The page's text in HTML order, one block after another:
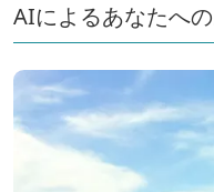
AIによるあなたへ